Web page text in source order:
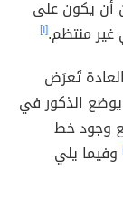
أن يكون على
منتظم.[١]
العادة تُعرَض
الذكور في
وجود خط
وفيما يلي